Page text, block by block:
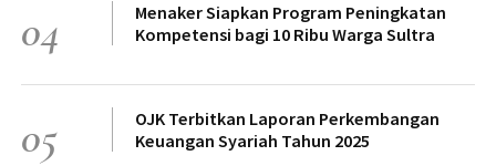
04
Menaker Siapkan Program Peningkatan
Kompetensi bagi 10 Ribu Warga Sultra
05
OJK Terbitkan Laporan Perkembangan
Keuangan Syariah Tahun 2025